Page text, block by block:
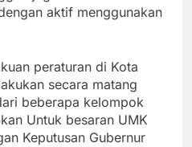
aktif menggunakan
peraturan di Kota
secara matang
beberapa kelompok
Untuk besaran UMK
Keputusan Gubernur